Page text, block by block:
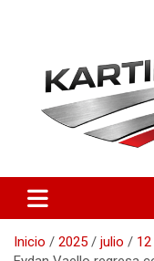
Karting
Karting en
Toda la actualidad del
del CEK, FIA Karting,
técnicas. Actualizado a
Inicio
2025 julio
12